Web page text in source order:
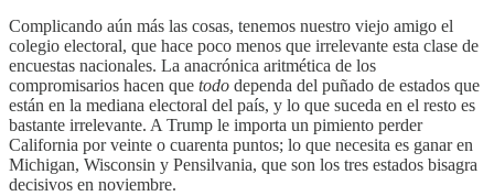
Complicando aún más las cosas, tenemos nuestro viejo amigo el
colegio electoral, que hace poco menos que irrelevante esta clase de
encuestas nacionales. La anacrónica aritmética de los
compromisarios hacen que todo dependa del puñado de estados que
están en la mediana electoral del país, y lo que suceda en el resto es
bastante irrelevante. A Trump le importa un pimiento perder
California por veinte o cuarenta puntos; lo que necesita es ganar en
Michigan, Wisconsin y Pensilvania, que son los tres estados bisagra
decisivos en noviembre.